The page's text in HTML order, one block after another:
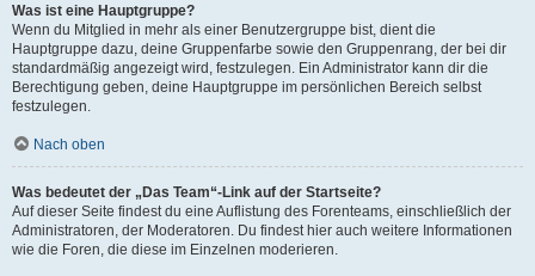
Was ist eine Hauptgruppe?
Wenn du Mitglied in mehr als einer Benutzergruppe bist, dient die
Hauptgruppe dazu, deine Gruppenfarbe sowie den Gruppenrang, der bei dir
standardmäßig angezeigt wird, festzulegen. Ein Administrator kann dir die
Berechtigung geben, deine Hauptgruppe im persönlichen Bereich selbst
festzulegen.
Nach oben
Was bedeutet der „Das Team“-Link auf der Startseite?
Auf dieser Seite findest du eine Auflistung des Forenteams, einschließlich der
Administratoren, der Moderatoren. Du findest hier auch weitere Informationen
wie die Foren, die diese im Einzelnen moderieren.